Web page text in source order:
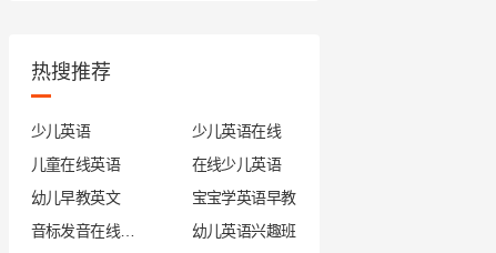
热搜推荐
少儿英语
少儿英语在线
儿童在线英语
在线少儿英语
幼儿早教英文
宝宝学英语早教
幼儿英语兴趣班